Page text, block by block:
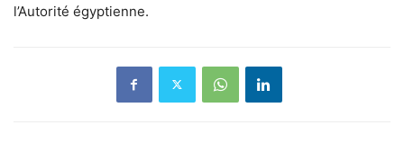
l’Autorité égyptienne.